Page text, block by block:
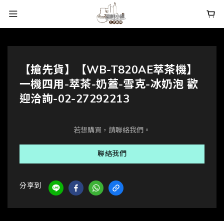
【搶先貨】【WB-T820AE萃茶機】
一機四用-萃茶-奶蓋-雪克-冰奶泡 歡
迎洽詢-02-27292213
若想購買，請聯絡我們。
聯絡我們
分享到